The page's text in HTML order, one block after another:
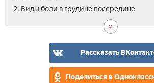
2. Виды боли в грудине посередине
Рассказать
Поделиться в